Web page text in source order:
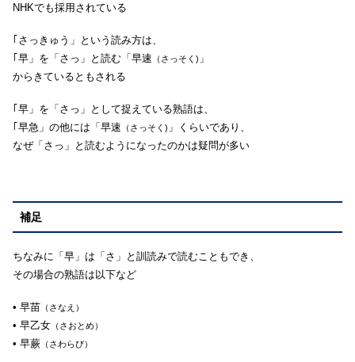
NHKでも採用されている
｢さっきゅう」という読み方は、
｢早」を「さっ」と読む「早速 （さっそく) 」
からきているともされる
｢早」を「さっ」として捉えている熟語は、
｢早急」の他には「早速 （さっそく) 」くらいであり、
なぜ「さっ」と読むようになったのかは疑問が多い
補足
ちなみに「早」は「さ」と訓読みで読むこともでき、
その場合の熟語は以下など
• 早苗 （さなえ）
• 早乙女 （さおとめ）
• 早蕨 （さわらび）